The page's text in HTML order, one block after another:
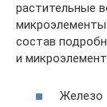
растительные
состав
и
Железо